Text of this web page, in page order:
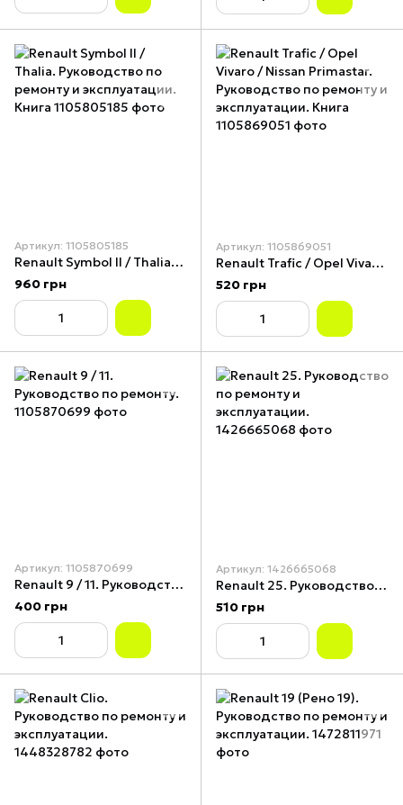
Артикул: 1105805185
Renault Symbol II / Thalia. Руководство по ремонту и эксплуатации. Книга
960 грн
Артикул: 1105869051
Renault Trafic / Opel Vivaro / Nissan Primastar. Руководство по ремонту и эксплуатации. Книга
520 грн
Артикул: 1105870699
Renault 9 / 11. Руководство по ремонту.
400 грн
Артикул: 1426665068
Renault 25. Руководство по ремонту и эксплуатации.
510 грн